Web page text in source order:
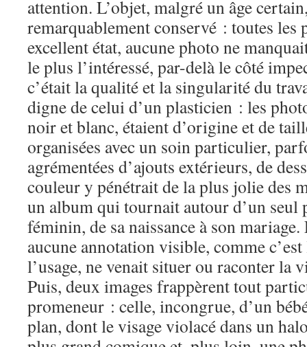
attention. L’objet, malgré un âge
remarquablement conservé : toutes les
excellent état, aucune photo ne
le plus l’intéressé, par-delà le côté
c’était la qualité et la singularité du
digne de celui d’un plasticien : les
noir et blanc, étaient d’origine et de
organisées avec un soin particulier,
agrémentées d’ajouts extérieurs, de
couleur y pénétrait de la plus jolie des
un album qui tournait autour d’un seul
féminin, de sa naissance à son
aucune annotation visible, comme
l’usage, ne venait situer ou raconter la
Puis, deux images frappèrent tout
promeneur : celle, incongrue, d’un
plan, dont le visage violacé dans un